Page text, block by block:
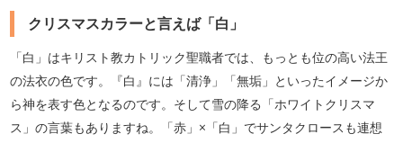
クリスマスカラーと言えば「白」
「白」はキリスト教カトリック聖職者では、もっとも位の高い法王
の法衣の色です。『白』には「清浄」「無垢」といったイメージか
ら神を表す色となるのです。そして雪の降る「ホワイトクリスマ
ス」の言葉もありますね。「赤」×「白」でサンタクロースも連想